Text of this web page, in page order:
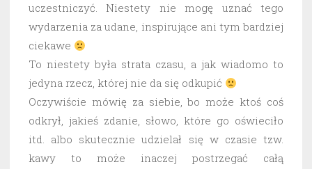
uczestniczyć. Niestety nie mogę uznać tego
wydarzenia za udane, inspirujące ani tym bardziej
ciekawe
To niestety była strata czasu, a jak wiadomo to
jedyna rzecz, której nie da się odkupić
Oczywiście mówię za siebie, bo może ktoś coś
odkrył, jakieś zdanie, słowo, które go oświeciło
itd. albo skutecznie udzielał się w czasie tzw.
kawy to może inaczej postrzegać całą